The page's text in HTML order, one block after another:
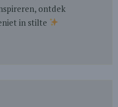
ontdek
in stilte